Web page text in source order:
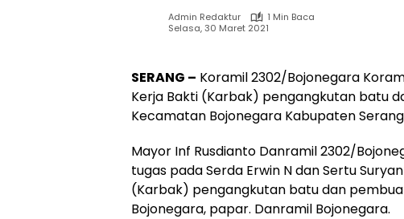
Admin Redaktur
1 Min Baca
Selasa, 30 Maret 2021
SERANG – Koramil 2302/Bojonegara
Kerja Bakti (Karbak) pengangkutan batu
Kecamatan Bojonegara Kabupaten
Mayor Inf Rusdianto Danramil 2302/
tugas pada Serda Erwin N dan Sertu
(Karbak) pengangkutan batu dan
Bojonegara, papar. Danramil Bojonegara.